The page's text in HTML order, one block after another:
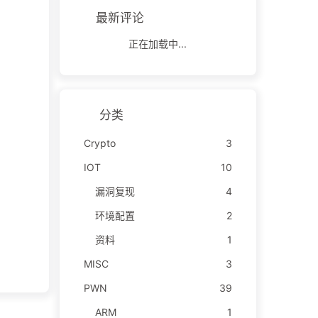
最新评论
正在加载中...
分类
Crypto
3
IOT
10
漏洞复现
4
环境配置
2
资料
1
MISC
3
PWN
39
ARM
1